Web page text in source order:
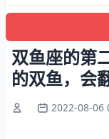
双鱼座的第
的双鱼，会
2022-08-06